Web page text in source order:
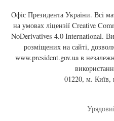
Офіс Президента України. Всі
на умовах ліцензії Creative
NoDerivatives 4.0 International.
розміщених на сайті,
www.president.gov.uaв
01220, м. Київ,